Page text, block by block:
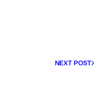
NEXT POST